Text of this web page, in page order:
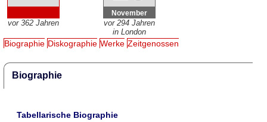
vor 362 Jahren
November
vor 294 Jahren
in London
Biographie Diskographie Werke Zeitgenossen
Biographie
Tabellarische Biographie